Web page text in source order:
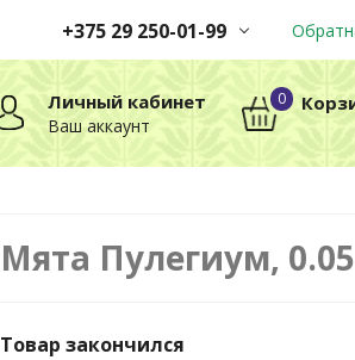
+375 29 250-01-99
автоматически через корзину
круглосуточно без выходных
Личный кабинет
Ваш аккаунт
0
Мята Пулегиум,
Товар закончился